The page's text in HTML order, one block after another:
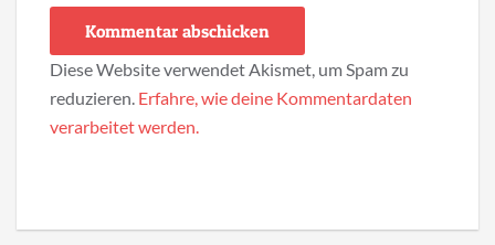
Diese Website verwendet Akismet, um Spam zu
reduzieren. Erfahre, wie deine Kommentardaten
verarbeitet werden.